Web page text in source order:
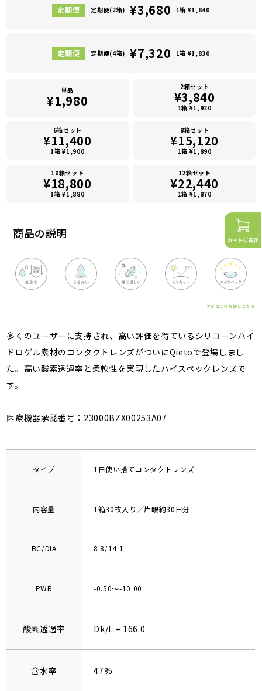
商品の説明
アイコンの詳細はこちら
多くのユーザーに支持され、高い評価を得ているシリコーンハイ
ドロゲル素材のコンタクトレンズがついにQietoで登場しまし
た。高い酸素透過率と柔軟性を実現したハイスペックレンズで
す。
医療機器承認番号：23000BZX00253A07
タイプ 1日使い捨てコンタクトレンズ
内容量 1箱30枚入り／片眼約30日分
BC/DIA 8.8/14.1
PWR -0.50～-10.00
酸素透過率 Dk/L = 166.0
含水率 47%
定期便(2箱) ¥3,680 1箱 ¥1,840
定期便(4箱) ¥7,320 1箱 ¥1,830
単品
¥1,980
2箱セット
¥3,840
1箱 ¥1,920
6箱セット
¥11,400
1箱 ¥1,900
8箱セット
¥15,120
1箱 ¥1,890
10箱セット
¥18,800
1箱 ¥1,880
12箱セット
¥22,440
1箱 ¥1,870